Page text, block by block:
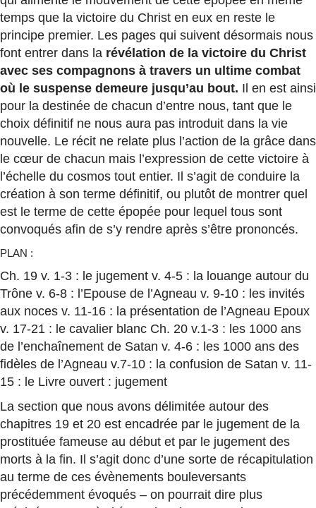
temps que la victoire du Christ en eux en reste le
principe premier. Les pages qui suivent désormais nous
font entrer dans la révélation de la victoire du Christ
avec ses compagnons à travers un ultime combat
où le suspense demeure jusqu’au bout. Il en est ainsi
pour la destinée de chacun d’entre nous, tant que le
choix définitif ne nous aura pas introduit dans la vie
nouvelle. Le récit ne relate plus l’action de la grâce dans
le cœur de chacun mais l’expression de cette victoire à
l’échelle du cosmos tout entier. Il s’agit de conduire la
création à son terme définitif, ou plutôt de montrer quel
est le terme de cette épopée pour lequel tous sont
convoqués afin de s’y rendre après s’être prononcés.
PLAN :
Ch. 19 v. 1-3 : le jugement v. 4-5 : la louange autour du
Trône v. 6-8 : l’Epouse de l’Agneau v. 9-10 : les invités
aux noces v. 11-16 : la présentation de l’Agneau Epoux
v. 17-21 : le cavalier blanc Ch. 20 v.1-3 : les 1000 ans
de l’enchaînement de Satan v. 4-6 : les 1000 ans des
fidèles de l’Agneau v.7-10 : la confusion de Satan v. 11-
15 : le Livre ouvert : jugement
La section que nous avons délimitée autour des
chapitres 19 et 20 est encadrée par le jugement de la
prostituée fameuse au début et par le jugement des
morts à la fin. Il s’agit donc d’une sorte de récapitulation
au terme de ces évènements bouleversants
précédemment évoqués – on pourrait dire plus